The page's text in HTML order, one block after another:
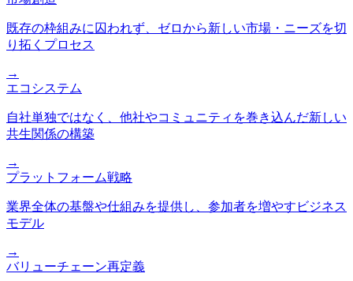
既存の枠組みに囚われず、ゼロから新しい市場・ニーズを切
り拓くプロセス
→
エコシステム
自社単独ではなく、他社やコミュニティを巻き込んだ新しい
共生関係の構築
→
プラットフォーム戦略
業界全体の基盤や仕組みを提供し、参加者を増やすビジネス
モデル
→
バリューチェーン再定義